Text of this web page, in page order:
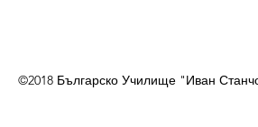
©2018 Българско Училище "Иван